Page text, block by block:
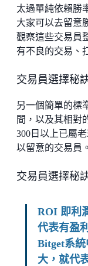
太過單純依賴勝
大家可以去留意
觀察這些交易員
有不良的交易、
交易員選擇秘
另一個簡單的標
間，以及其相對
300日以上已屬
以留意的交易員。
交易員選擇秘
ROI 即利
代表有盈
Bitget系
大，就代